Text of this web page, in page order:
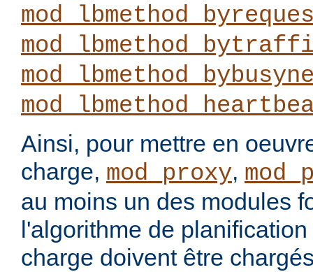
Ainsi, pour mettre en
charge, mod_proxy,
au moins un des modules
l'algorithme de
charge doivent être